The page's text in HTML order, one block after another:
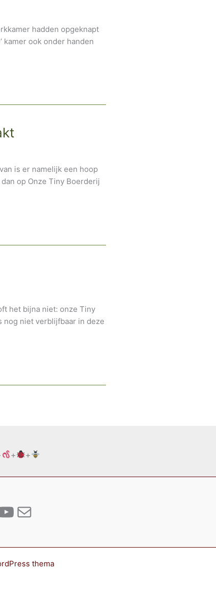
hadden opgeknapt
kamer ook onder handen
is er namelijk een hoop
op Onze Tiny Boerderij
het bijna niet: onze Tiny
nog niet verblijfbaar in deze
+ +
E-mail
thema